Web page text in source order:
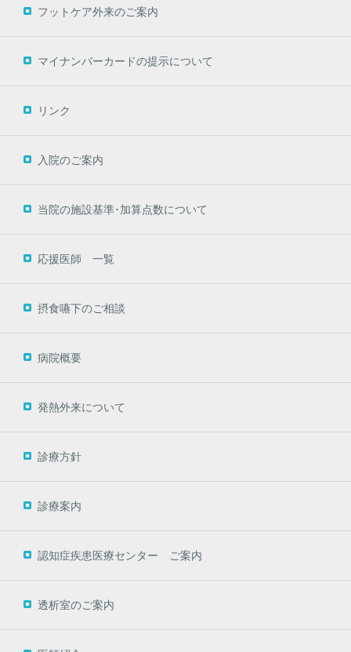
フットケア外来のご案内
マイナンバーカードの提示について
リンク
入院のご案内
当院の施設基準･加算点数について
応援医師 一覧
摂食嚥下のご相談
病院概要
発熱外来について
診療方針
診療案内
認知症疾患医療センター ご案内
透析室のご案内